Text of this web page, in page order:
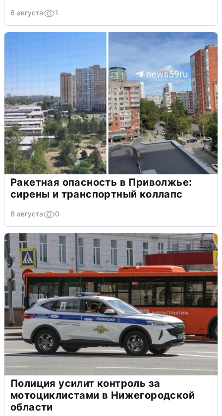
6 августа 1
Ракетная опасность в Приволжье:
сирены и транспортный коллапс
6 августа 0
Полиция усилит контроль за
мотоциклистами в Нижегородской
области